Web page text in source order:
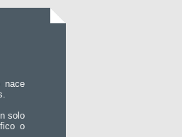
nace
solo
o